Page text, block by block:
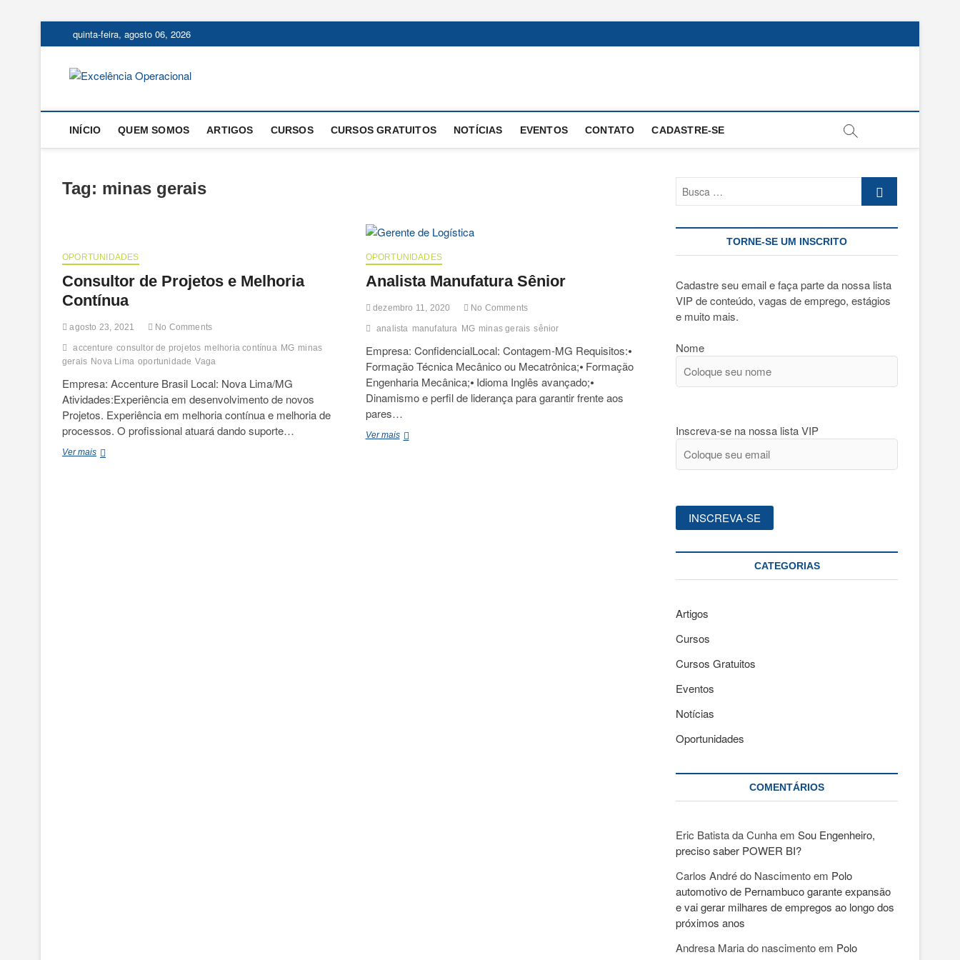
to
quinta-feira, agosto 06, 2026
INÍCIO QUEM SOMOS ARTIGOS CURSOS CURSOS GRATUITOS NOTÍCIAS EVENTOS CONTATO CADASTRE-SE
Tag: minas gerais
OPORTUNIDADES
Consultor de Projetos e Melhoria
Contínua
agosto 23, 2021 No Comments
accenture consultor de projetos melhoria contínua MG minas
gerais Nova Lima oportunidade Vaga
Empresa: Accenture Brasil Local: Nova Lima/MG
Atividades:Experiência em desenvolvimento de novos
Projetos. Experiência em melhoria contínua e melhoria de
processos. O profissional atuará dando suporte…
Ver maisConsultor
OPORTUNIDADES
Analista Manufatura Sênior
dezembro 11, 2020 No Comments
analista manufatura MG minas gerais sênior
Empresa: ConfidencialLocal: Contagem-MG Requisitos:⦁
Formação Técnica Mecânico ou Mecatrônica;⦁ Formação
Engenharia Mecânica;⦁ Idioma Inglês avançado;⦁
Dinamismo e perfil de liderança para garantir frente aos
pares…
Ver maisAnalista
TORNE-SE UM INSCRITO
Cadastre seu email e faça parte da nossa lista
VIP de conteúdo, vagas de emprego, estágios
e muito mais.
Nome
Inscreva-se na nossa lista VIP
CATEGORIAS
Artigos
Cursos
Cursos Gratuitos
Eventos
Notícias
Oportunidades
COMENTÁRIOS
Eric Batista da Cunhaem Sou Engenheiro,
preciso saber POWER BI?
Carlos André do Nascimentoem Polo
automotivo de Pernambuco garante expansão
e vai gerar milhares de empregos ao longo dos
próximos anos
Andresa Maria do nascimentoem Polo